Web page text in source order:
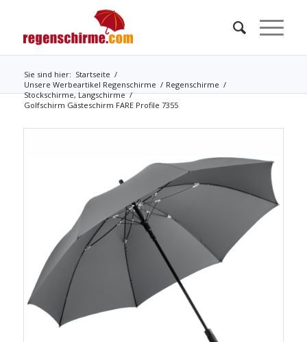
Sie sind hier: Startseite /
Unsere Werbeartikel Regenschirme / Regenschirme /
Stockschirme, Langschirme /
Golfschirm Gästeschirm FARE Profile 7355